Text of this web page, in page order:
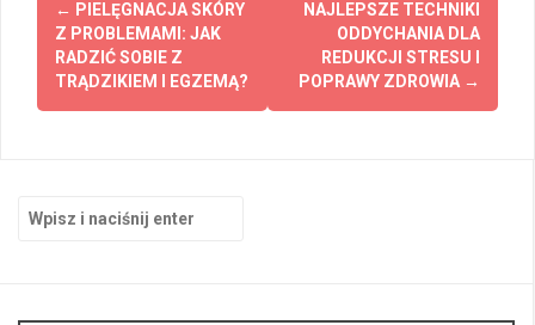
wpisy
← PIELĘGNACJA SKÓRY
Z PROBLEMAMI: JAK
RADZIĆ SOBIE Z
TRĄDZIKIEM I EGZEMĄ?
NAJLEPSZE TECHNIKI
ODDYCHANIA DLA
REDUKCJI STRESU I
POPRAWY ZDROWIA →